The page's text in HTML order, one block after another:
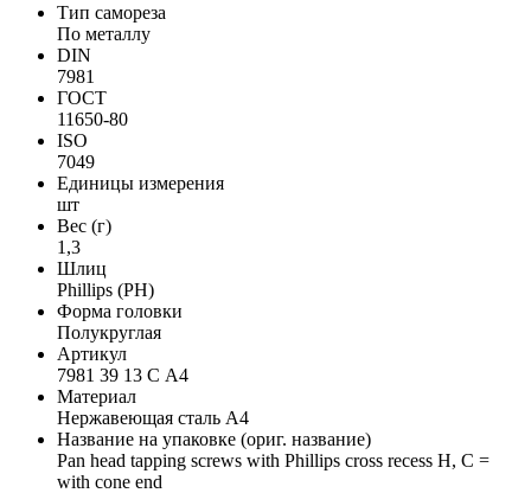
Тип самореза
По металлу
DIN
7981
ГОСТ
11650-80
ISO
7049
Единицы измерения
шт
Вес (г)
1,3
Шлиц
Phillips (PH)
Форма головки
Полукруглая
Артикул
7981 39 13 C А4
Материал
Нержавеющая сталь А4
Название на упаковке (ориг. название)
Pan head tapping screws with Phillips cross recess H, C =
with cone end